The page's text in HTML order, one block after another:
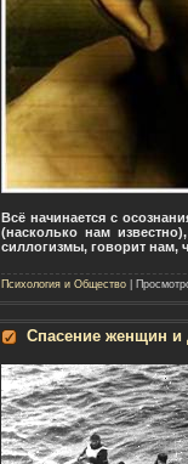
Всё начинается с
(насколько нам
силлогизмы, говорит нам,
Психология и Общество|
Спасение женщин и